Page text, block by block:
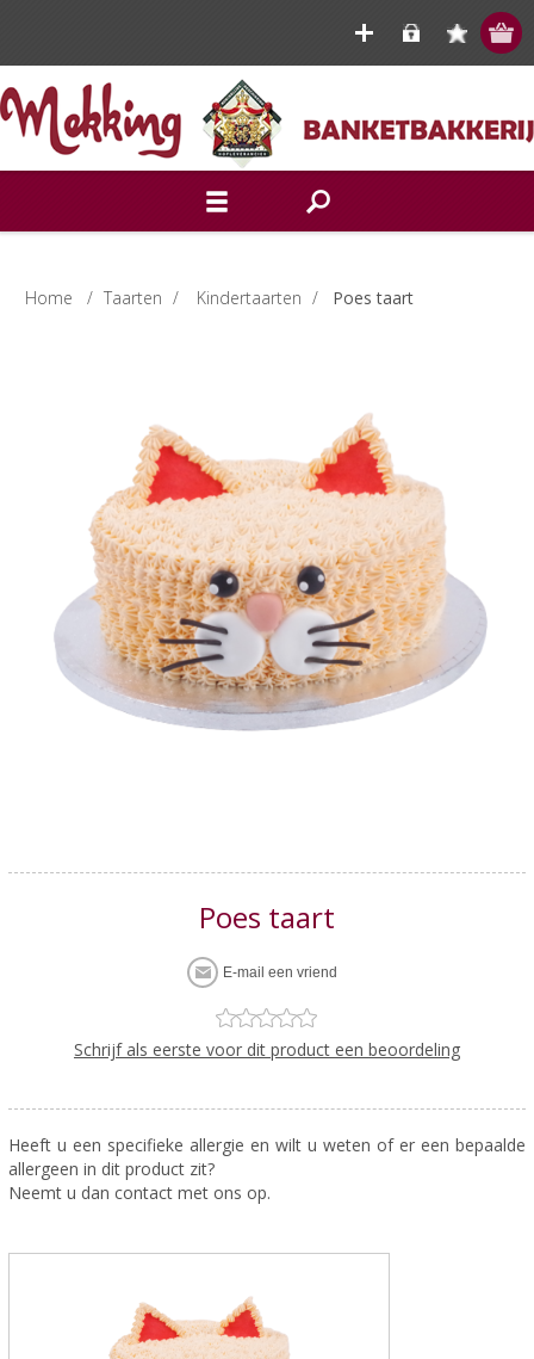
Home / Taarten / Kindertaarten / Poes taart
Poes taart
Schrijf als eerste voor dit product een beoordeling
Heeft u een specifieke allergie en wilt u weten of er een bepaalde
allergeen in dit product zit?
Neemt u dan contact met ons op.